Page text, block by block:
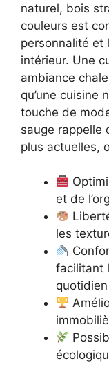
naturel, bois
couleurs est
personnalité et
intérieur. Une
ambiance
qu’une cuisine
touche de
sauge rappelle
plus actuelles,
et de
les
facilitant
quotidien